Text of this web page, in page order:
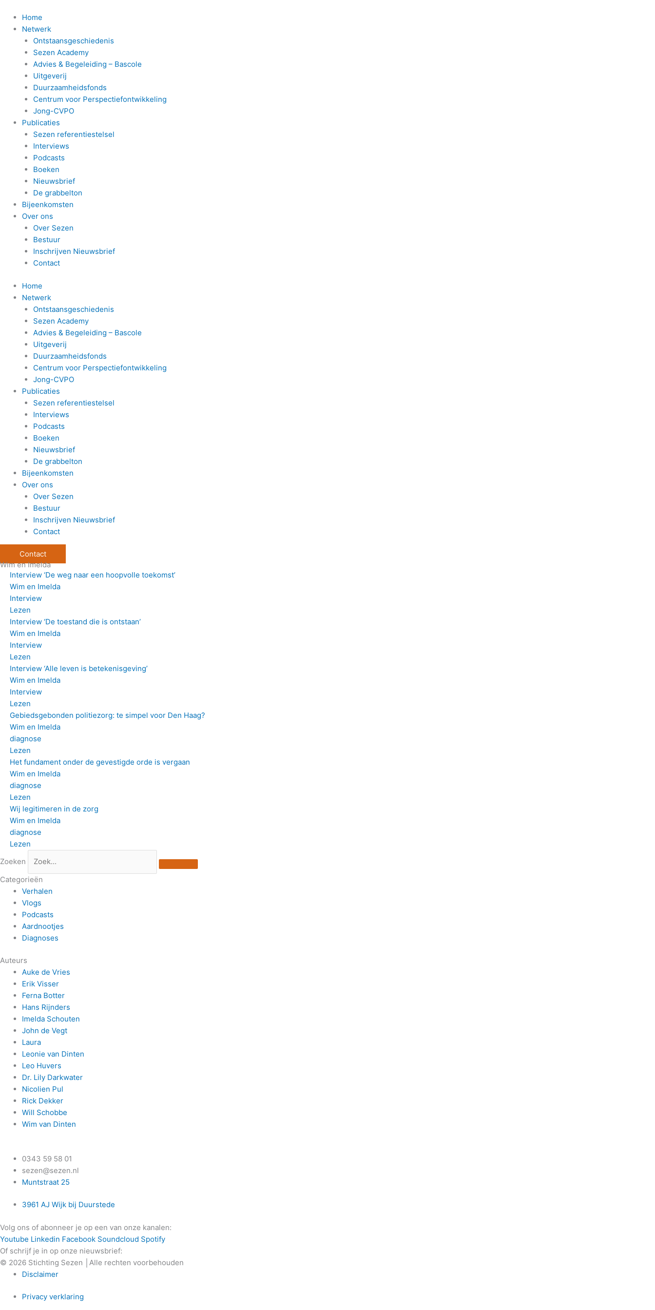
naar
Home
Netwerk
Ontstaansgeschiedenis
Sezen Academy
Advies & Begeleiding – Bascole
Uitgeverij
Duurzaamheidsfonds
Centrum voor Perspectiefontwikkeling
Jong-CVPO
Publicaties
Sezen referentiestelsel
Interviews
Podcasts
Boeken
Nieuwsbrief
De grabbelton
Bijeenkomsten
Over ons
Over Sezen
Bestuur
Inschrijven Nieuwsbrief
Contact
Home
Netwerk
Ontstaansgeschiedenis
Sezen Academy
Advies & Begeleiding – Bascole
Uitgeverij
Duurzaamheidsfonds
Centrum voor Perspectiefontwikkeling
Jong-CVPO
Publicaties
Sezen referentiestelsel
Interviews
Podcasts
Boeken
Nieuwsbrief
De grabbelton
Bijeenkomsten
Over ons
Over Sezen
Bestuur
Inschrijven Nieuwsbrief
Contact
Contact
Wim en Imelda
Interview ‘De weg naar een hoopvolle toekomst’
Wim en Imelda
Interview
Lezen
Interview ‘De toestand die is ontstaan’
Wim en Imelda
Interview
Lezen
Interview ‘Alle leven is betekenisgeving’
Wim en Imelda
Interview
Lezen
Gebiedsgebonden politiezorg: te simpel voor Den Haag?
Wim en Imelda
diagnose
Lezen
Het fundament onder de gevestigde orde is vergaan
Wim en Imelda
diagnose
Lezen
Wij legitimeren in de zorg
Wim en Imelda
diagnose
Lezen
Zoeken
Categorieën
Verhalen
Vlogs
Podcasts
Aardnootjes
Diagnoses
Auteurs
Auke de Vries
Erik Visser
Ferna Botter
Hans Rijnders
Imelda Schouten
John de Vegt
Laura
Leonie van Dinten
Leo Huvers
Dr. Lily Darkwater
Nicolien Pul
Rick Dekker
Will Schobbe
Wim van Dinten
0343 59 58 01
sezen@sezen.nl
Muntstraat 25
3961 AJ Wijk bij Duurstede
Volg ons of abonneer je op een van onze kanalen:
Youtube Linkedin Facebook Soundcloud Spotify
Of schrijf je in op onze nieuwsbrief:
© 2026 Stichting Sezen │Alle rechten voorbehouden
Disclaimer
Privacy verklaring